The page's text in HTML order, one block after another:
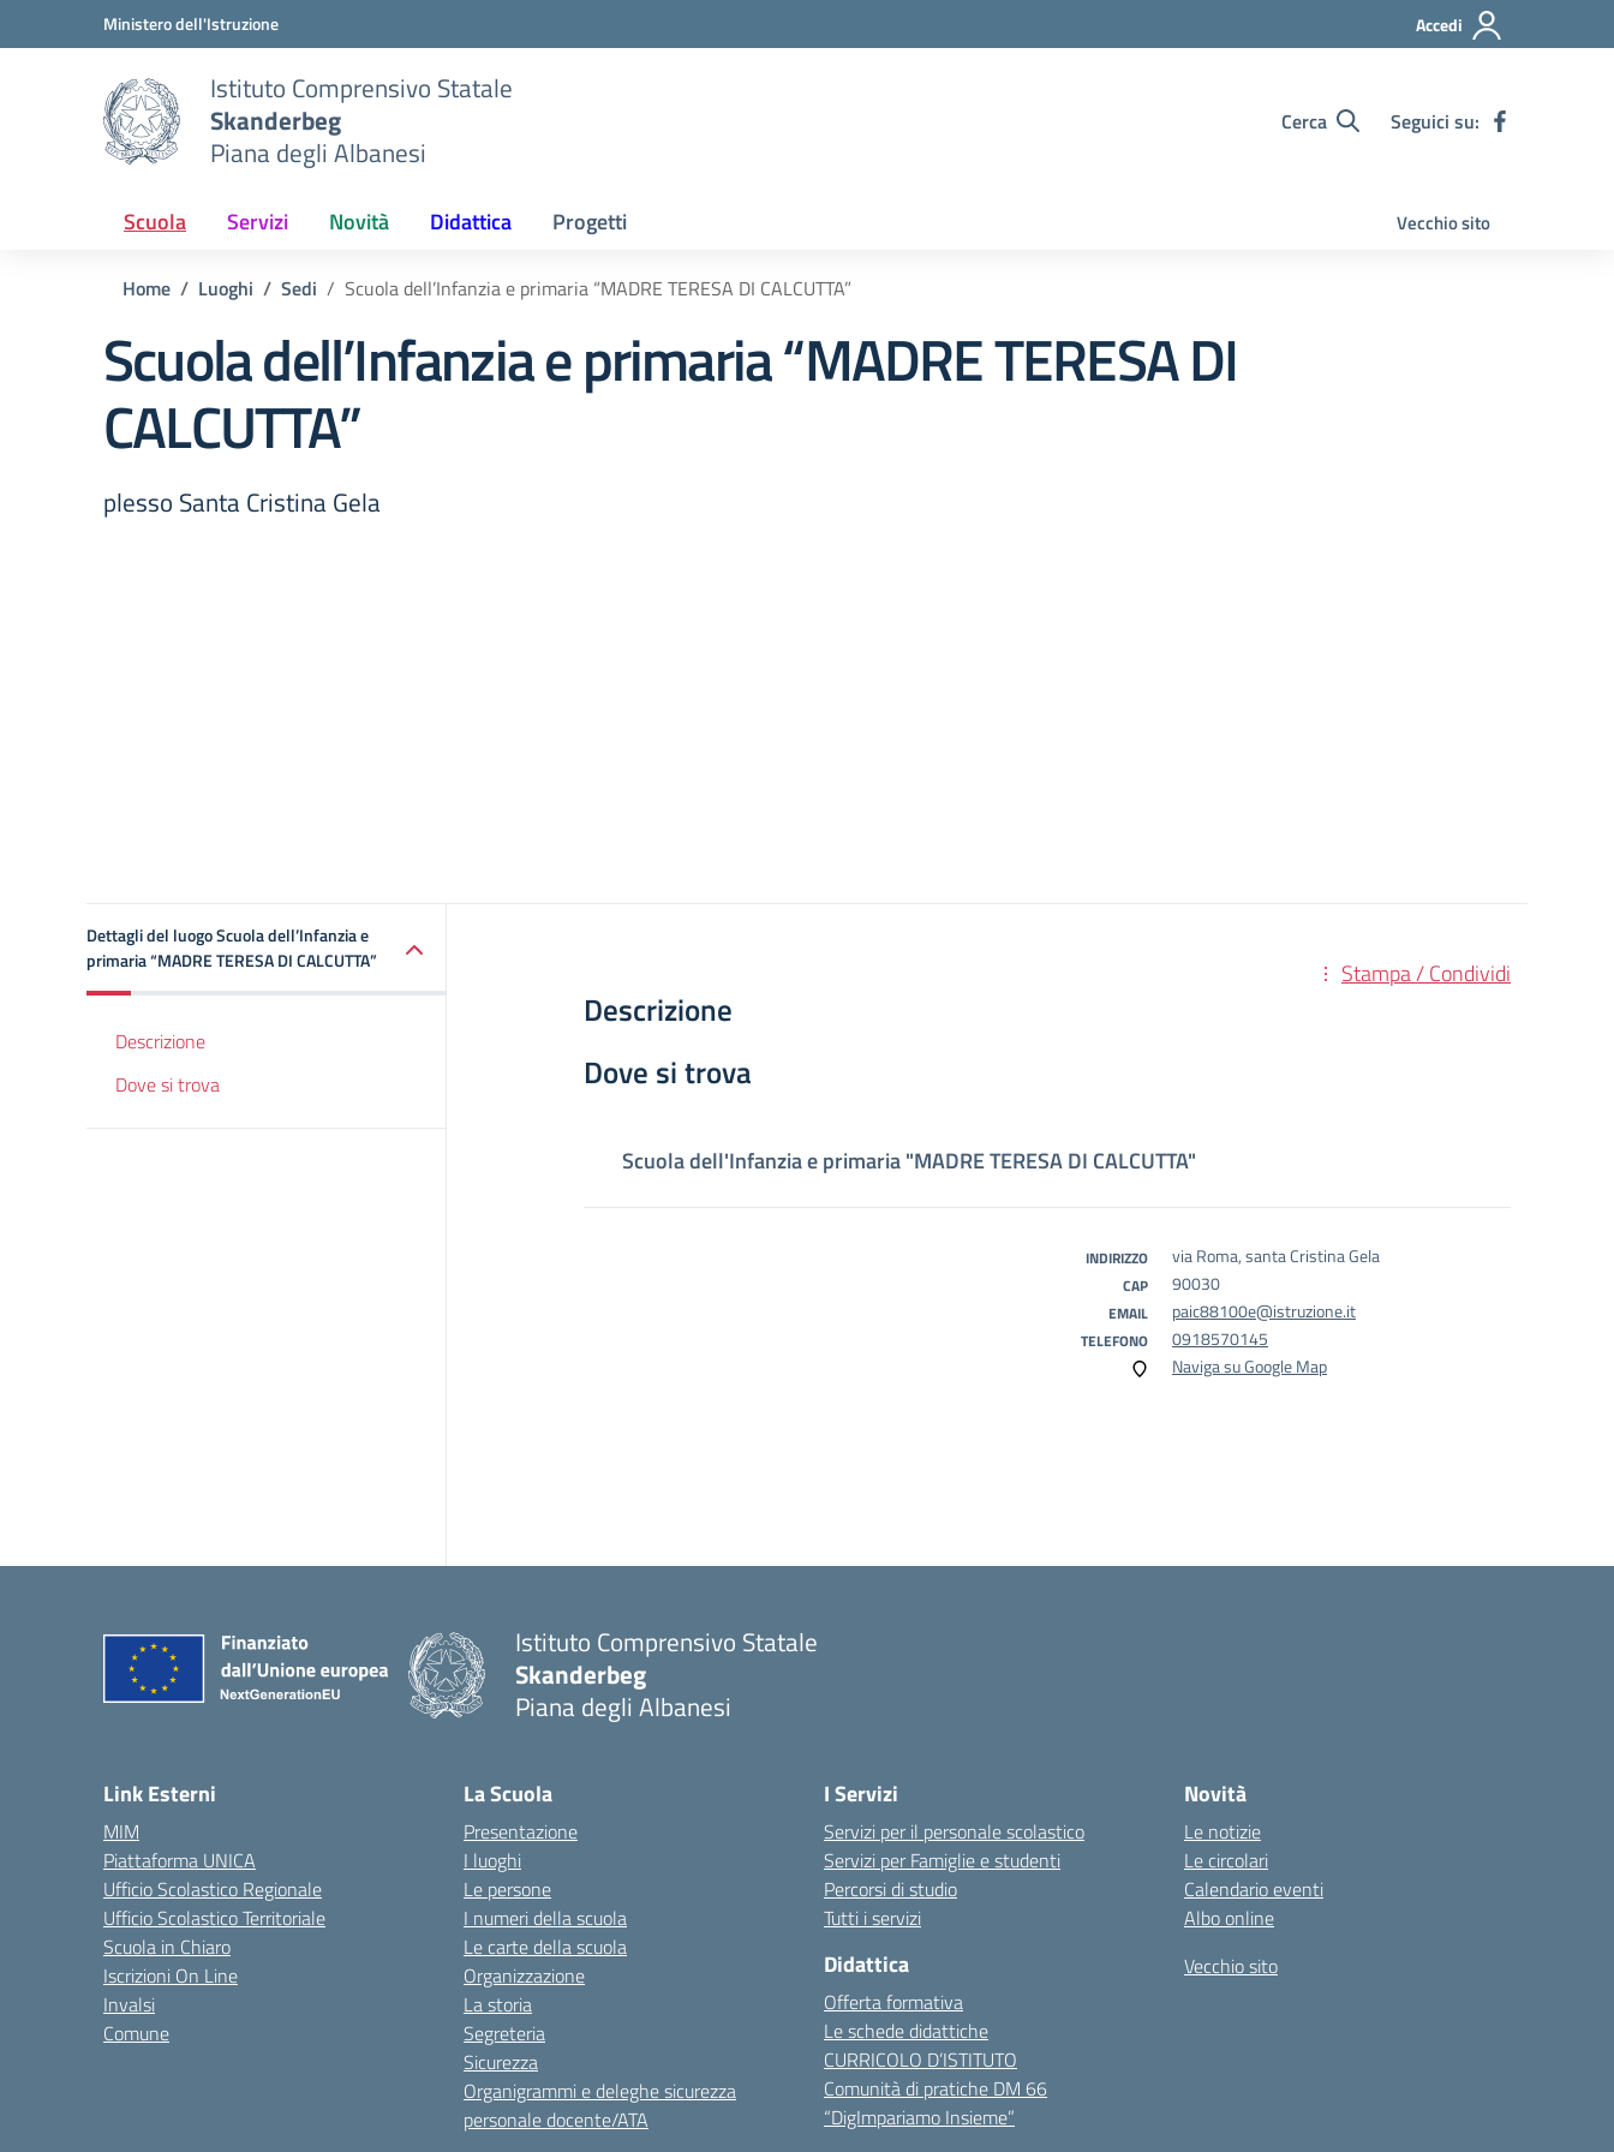
Vai ai contenuti
Vai al menu di navigazione
Ministero dell'Istruzione Accedi
Istituto Comprensivo Statale
Skanderbeg
Piana degli Albanesi
Cerca Seguici su:
Scuola Servizi Novità Didattica Progetti Vecchio sito
Home Luoghi Sedi Scuola dell’Infanzia e primaria “MADRE TERESA DI CALCUTTA”
Scuola dell’Infanzia e primaria “MADRE TERESA DI
CALCUTTA”
plesso Santa Cristina Gela
Dettagli del luogo Scuola dell’Infanzia e
primaria “MADRE TERESA DI CALCUTTA”
Descrizione
Dove si trova
Stampa / Condividi
Descrizione
Dove si trova
Scuola dell'Infanzia e primaria "MADRE TERESA DI CALCUTTA"
INDIRIZZO via Roma, santa Cristina Gela
CAP 90030
EMAIL paic88100e@istruzione.it
TELEFONO
0918570145
Naviga su Google Map
Istituto Comprensivo Statale
Skanderbeg
Piana degli Albanesi
Link Esterni
MIM
Piattaforma UNICA
Ufficio Scolastico Regionale
Ufficio Scolastico Territoriale
Scuola in Chiaro
Iscrizioni On Line
Invalsi
Comune
La Scuola
Presentazione
I luoghi
Le persone
I numeri della scuola
Le carte della scuola
Organizzazione
La storia
Segreteria
Sicurezza
Organigrammi e deleghe sicurezza
personale docente/ATA
I Servizi
Servizi per il personale scolastico
Servizi per Famiglie e studenti
Percorsi di studio
Tutti i servizi
Didattica
Offerta formativa
Le schede didattiche
CURRICOLO D’ISTITUTO
Comunità di pratiche DM 66
“DigImpariamo Insieme”
Novità
Le notizie
Le circolari
Calendario eventi
Albo online
Vecchio sito